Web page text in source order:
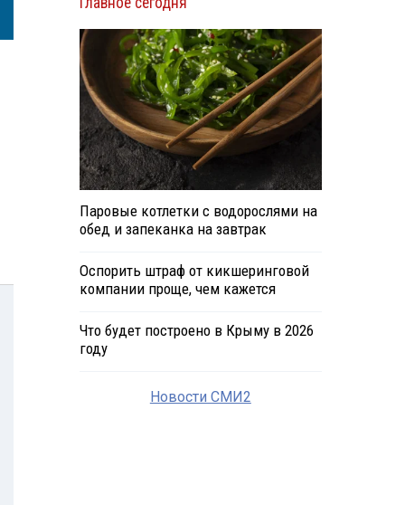
Паровые котлетки с водорослями на
обед и запеканка на завтрак
Оспорить штраф от кикшеринговой
компании проще, чем кажется
Что будет построено в Крыму в 2026
году
Новости СМИ2